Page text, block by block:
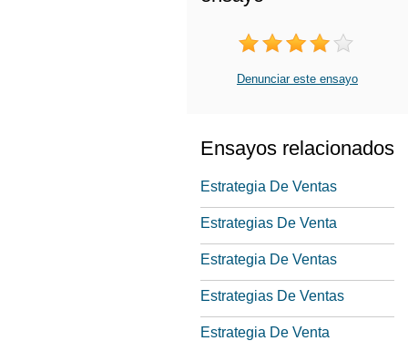
Denunciar este ensayo
Ensayos relacionados
Estrategia De Ventas
Estrategias De Venta
Estrategia De Ventas
Estrategias De Ventas
Estrategia De Venta